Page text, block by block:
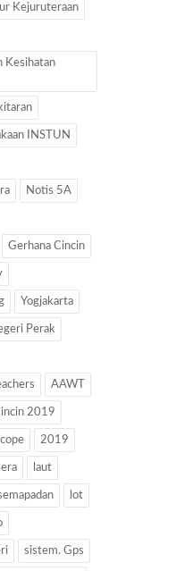
Kejuruteraan
Kesihatan
INSTUN
Notis 5A
Gerhana Cincin
Yogjakarta
Perak
AAWT
2019
2019
laut
lot
sistem. Gps